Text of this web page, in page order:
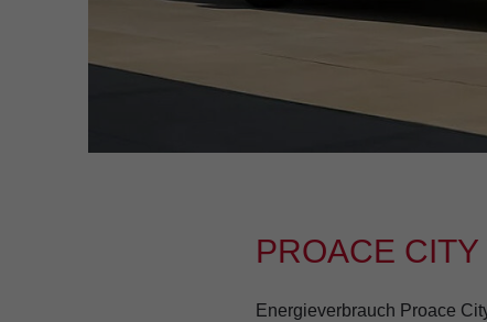
PROACE
Energieverbrauch Proace